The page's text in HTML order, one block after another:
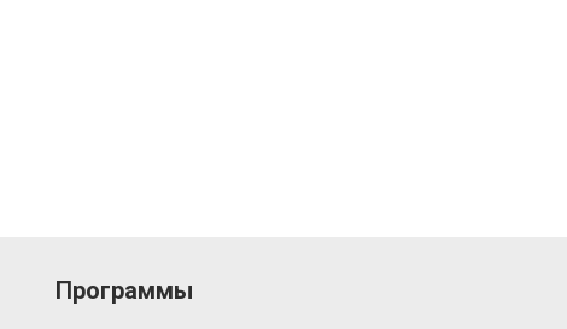
Программы